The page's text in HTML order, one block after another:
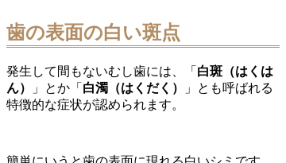
歯の表面の白い斑点
発生して間もないむし歯には、「 白斑（はくは
ん）
」とか「 白濁（はくだく）
」とも呼ばれる
特徴的な症状が認められます。